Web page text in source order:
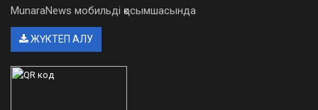
MunaraNews мобильді қосымшасында
ЖҮКТЕП АЛУ